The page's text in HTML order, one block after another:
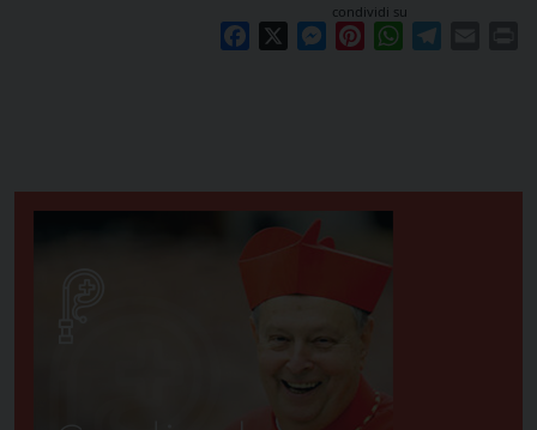
condividi su
Facebook Messenger
PinterestWhatsApp